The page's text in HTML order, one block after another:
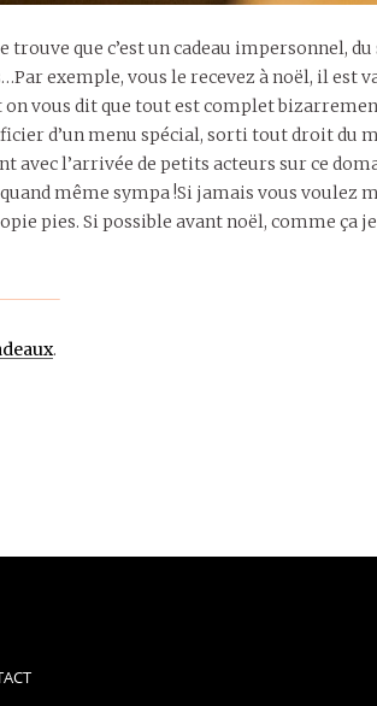
trouve que c’est un cadeau impersonnel,
exemple, vous le recevez à noël, il est
on vous dit que tout est complet
d’un menu spécial, sorti tout droit du
avec l’arrivée de petits acteurs sur ce
même sympa !Si jamais vous voulez
pies. Si possible avant noël, comme
.